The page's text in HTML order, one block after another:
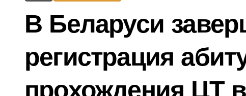
В Беларуси
регистрация
прохождения ЦТ